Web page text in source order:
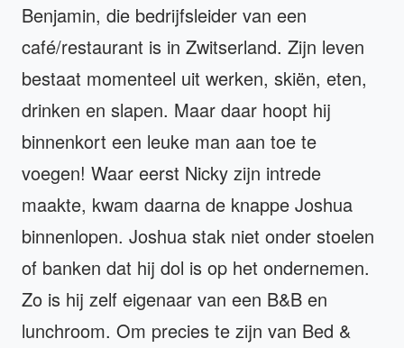
Benjamin, die bedrijfsleider van een
café/restaurant is in Zwitserland. Zijn leven
bestaat momenteel uit werken, skiën, eten,
drinken en slapen. Maar daar hoopt hij
binnenkort een leuke man aan toe te
voegen! Waar eerst Nicky zijn intrede
maakte, kwam daarna de knappe Joshua
binnenlopen. Joshua stak niet onder stoelen
of banken dat hij dol is op het ondernemen.
Zo is hij zelf eigenaar van een B&B en
lunchroom. Om precies te zijn van Bed &